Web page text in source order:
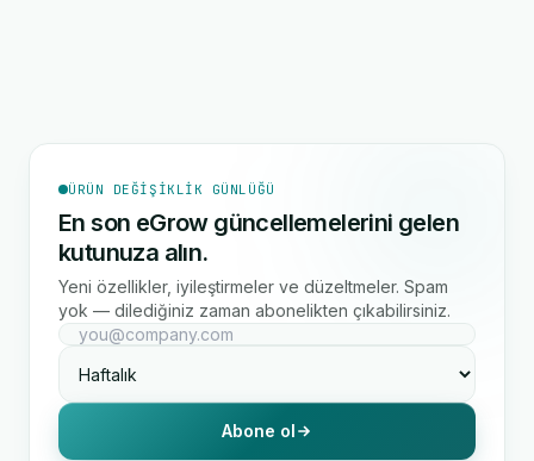
ÜRÜN DEĞIŞIKLIK GÜNLÜĞÜ
En son eGrow güncellemelerini gelen
kutunuza alın.
Yeni özellikler, iyileştirmeler ve düzeltmeler. Spam
yok — dilediğiniz zaman abonelikten çıkabilirsiniz.
Abone ol